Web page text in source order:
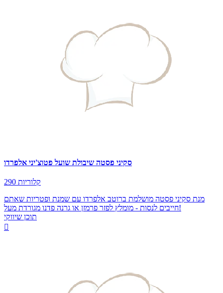
סקיני פסטה שיבולת שועל פטוצ'יני אלפרדו
290 קלוריות
מנת סקיני פסטה מושלמת ברוטב אלפרדו עם שמנת ופטריות שאתם
חייבים לנסות - מומלץ לפזר פרמזן או גרנה פדנו מגורדת מעל!
תוכן שיווקי
